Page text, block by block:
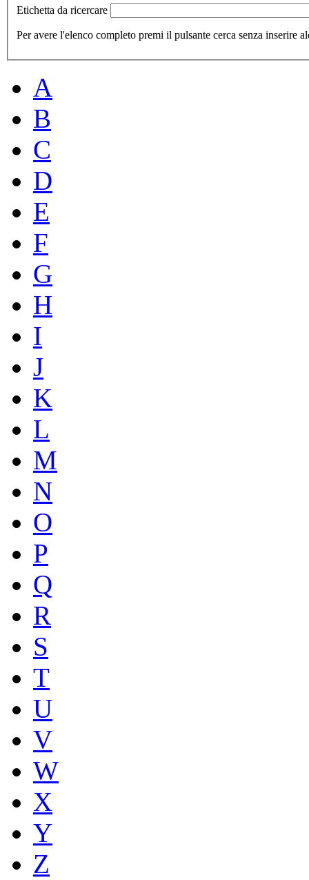
Etichetta da ricercare
Per avere l'elenco completo premi il pulsante cerca senza inserire
A
B
C
D
E
F
G
H
I
J
K
L
M
N
O
P
Q
R
S
T
U
V
W
X
Y
Z